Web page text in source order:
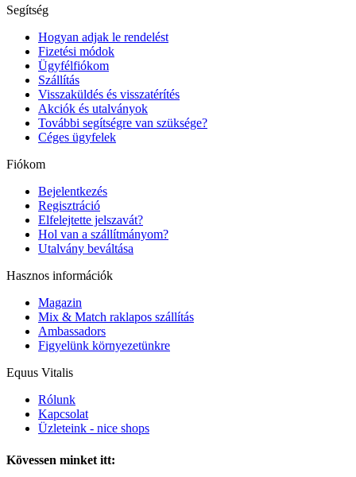
Segítség
Hogyan adjak le rendelést
Fizetési módok
Ügyfélfiókom
Szállítás
Visszaküldés és visszatérítés
Akciók és utalványok
További segítségre van szüksége?
Céges ügyfelek
Fiókom
Bejelentkezés
Regisztráció
Elfelejtette jelszavát?
Hol van a szállítmányom?
Utalvány beváltása
Hasznos információk
Magazin
Mix & Match raklapos szállítás
Ambassadors
Figyelünk környezetünkre
Equus Vitalis
Rólunk
Kapcsolat
Üzleteink - nice shops
Kövessen minket itt: